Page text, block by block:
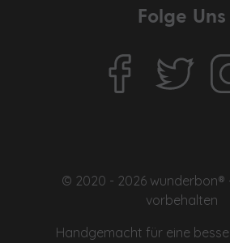
Folge Uns
© 2020 - 2026 wunderbon®
vorbehalten
Handgemacht für eine